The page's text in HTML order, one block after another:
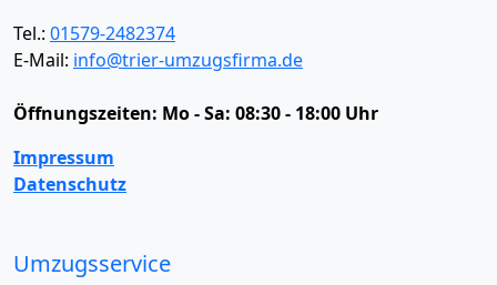
Tel.: 01579-2482374
E-Mail: info@trier-umzugsfirma.de
Öffnungszeiten: Mo - Sa: 08:30 - 18:00 Uhr
Impressum
Datenschutz
Umzugsservice